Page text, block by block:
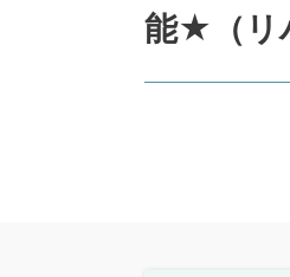
能★（リ